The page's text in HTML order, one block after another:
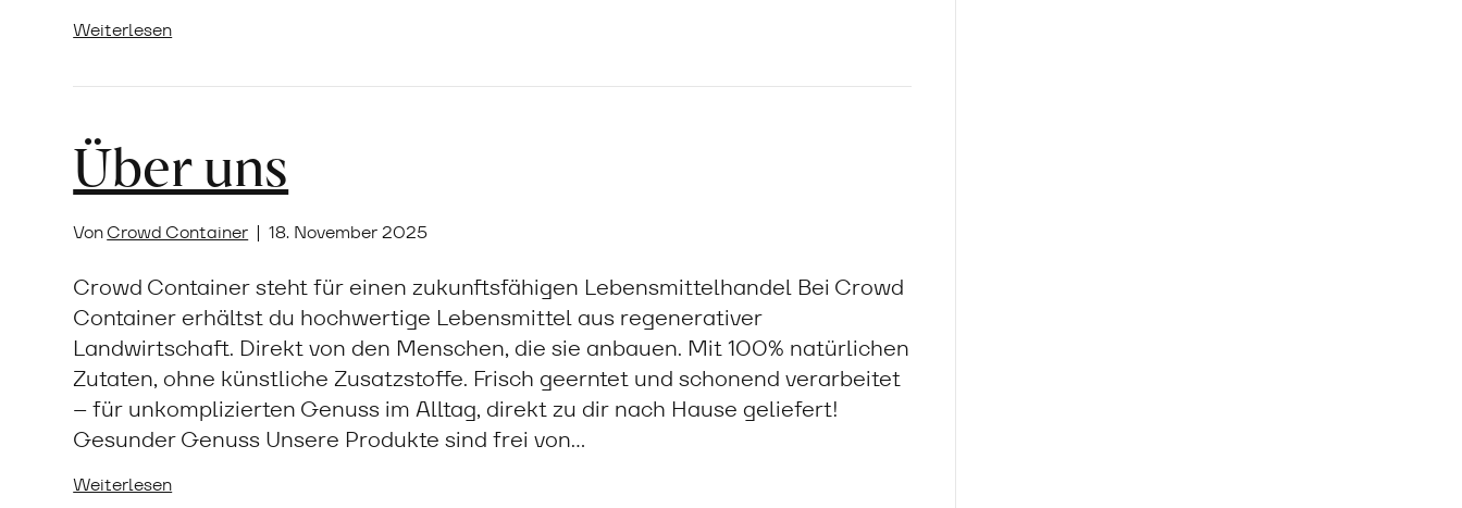
Weiterlesen
Über uns
VonCrowd Container | 18. November 2025
Crowd Container steht für einen zukunftsfähigen Lebensmittelhandel Bei Crowd
Container erhältst du hochwertige Lebensmittel aus regenerativer
Landwirtschaft. Direkt von den Menschen, die sie anbauen. Mit 100% natürlichen
Zutaten, ohne künstliche Zusatzstoffe. Frisch geerntet und schonend verarbeitet
– für unkomplizierten Genuss im Alltag, direkt zu dir nach Hause geliefert!
Gesunder Genuss Unsere Produkte sind frei von…
Weiterlesen